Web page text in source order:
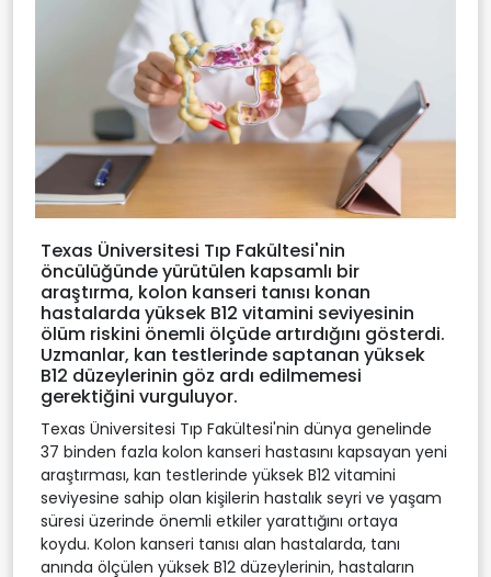
Texas Üniversitesi Tıp Fakültesi'nin
öncülüğünde yürütülen kapsamlı bir
araştırma, kolon kanseri tanısı konan
hastalarda yüksek B12 vitamini seviyesinin
ölüm riskini önemli ölçüde artırdığını gösterdi.
Uzmanlar, kan testlerinde saptanan yüksek
B12 düzeylerinin göz ardı edilmemesi
gerektiğini vurguluyor.
Texas Üniversitesi Tıp Fakültesi'nin dünya genelinde
37 binden fazla kolon kanseri hastasını kapsayan yeni
araştırması, kan testlerinde yüksek B12 vitamini
seviyesine sahip olan kişilerin hastalık seyri ve yaşam
süresi üzerinde önemli etkiler yarattığını ortaya
koydu. Kolon kanseri tanısı alan hastalarda, tanı
anında ölçülen yüksek B12 düzeylerinin, hastaların